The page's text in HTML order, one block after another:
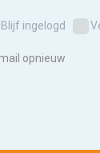
Blijf ingelogd
opnieuw